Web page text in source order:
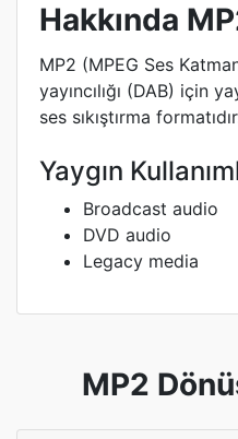
Hakkında
MP2 (MPEG Ses
yayıncılığı (DAB) için
ses sıkıştırma
Yaygın
Broadcast audio
DVD audio
Legacy media
MP2